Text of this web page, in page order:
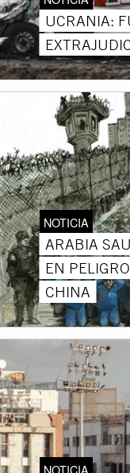
UCRANIA:
NOTICIA
ARABIA
EN
CHINA
NOTICIA